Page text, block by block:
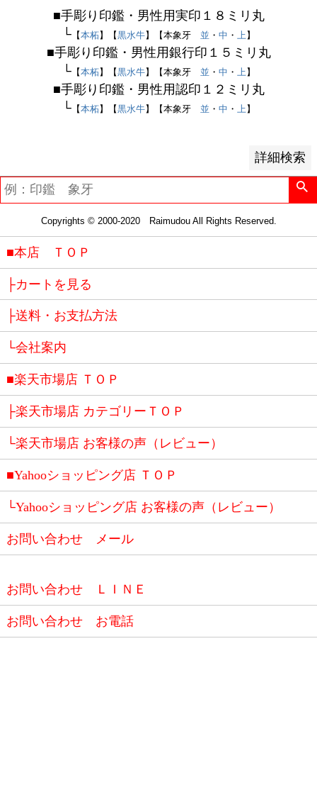
■手彫り印鑑・男性用実印１８ミリ丸
└【本柘】【黒水牛】【本象牙 並 ・ 中 ・ 上 】
■手彫り印鑑・男性用銀行印１５ミリ丸
└【本柘】【黒水牛】【本象牙 並 ・ 中 ・ 上 】
■手彫り印鑑・男性用認印１２ミリ丸
└【本柘】【黒水牛】【本象牙 並 ・ 中 ・ 上 】
詳細検索
登録順
価格が安い順
価格が高い順
優先度順
レビュー順
キーワードヒット順
Copyrights © 2000-2020 Raimudou All Rights Reserved.
■本店 ＴＯＰ
├カートを見る
├送料・お支払方法
└会社案内
■楽天市場店 ＴＯＰ
├楽天市場店 カテゴリーＴＯＰ
└楽天市場店 お客様の声（レビュー）
■Yahooショッピング店 ＴＯＰ
└Yahooショッピング店 お客様の声（レビュー）
お問い合わせ メール
お問い合わせ ＬＩＮＥ
お問い合わせ お電話